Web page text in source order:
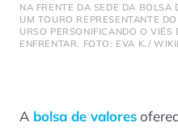
NA FRENTE DA SEDE DA BOLSA
UM TOURO REPRESENTANTE
URSO PERSONIFICANDO O VIÉS
ENFRENTAR. FOTO: EVA K./
A bolsa de valores